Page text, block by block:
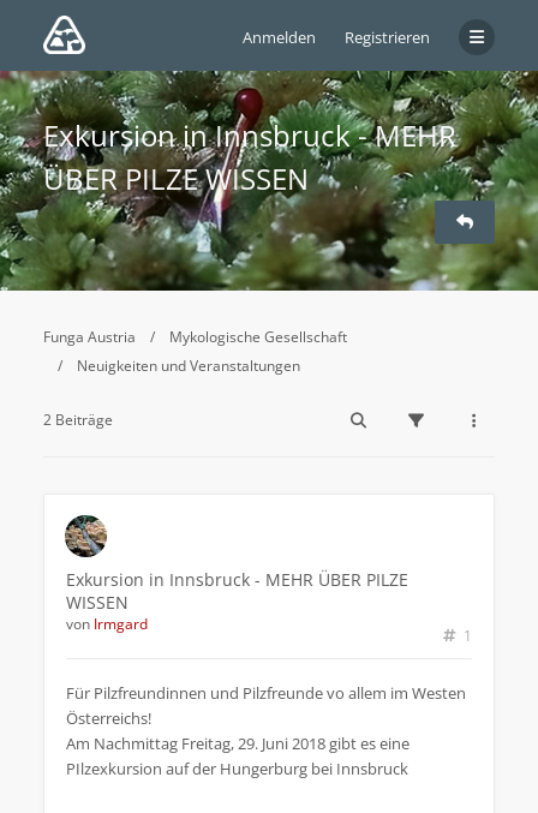
Anmelden Registrieren
Exkursion in Innsbruck - MEHR
ÜBER PILZE WISSEN
Funga Austria
Mykologische Gesellschaft
Neuigkeiten und Veranstaltungen
2 Beiträge
Exkursion in Innsbruck - MEHR ÜBER PILZE
WISSEN
1
von Irmgard
Für Pilzfreundinnen und Pilzfreunde vo allem im Westen
Österreichs!
Am Nachmittag Freitag, 29. Juni 2018 gibt es eine
PIlzexkursion auf der Hungerburg bei Innsbruck